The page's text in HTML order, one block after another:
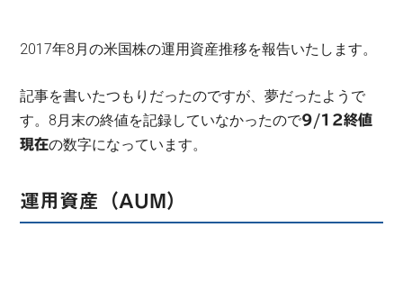
2017年8月の米国株の運用資産推移を報告いたします。
記事を書いたつもりだったのですが、夢だったようで
す。8月末の終値を記録していなかったので9/12終値
現在の数字になっています。
運用資産（AUM）